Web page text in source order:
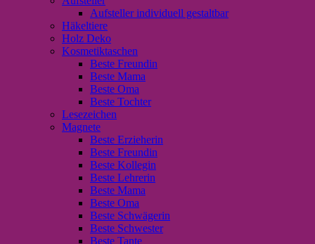
Aufsteller individuell gestaltbar
Häkeltiere
Holz Deko
Kosmetiktaschen
Beste Freundin
Beste Mama
Beste Oma
Beste Tochter
Lesezeichen
Magnete
Beste Erzieherin
Beste Freundin
Beste Kollegin
Beste Lehrerin
Beste Mama
Beste Oma
Beste Schwägerin
Beste Schwester
Beste Tante